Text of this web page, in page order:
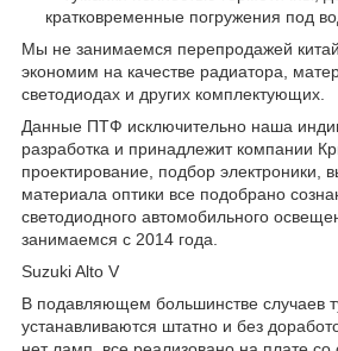
кратковременные погружения под
Мы не занимаемся перепродажей
экономим на качестве радиатора,
светодиодах и других комплектующих.
Данные ПТФ исключительно наша
разработка и принадлежит компании
проектирование, подбор электроники,
материала оптики все подобрано
светодиодного автомобильного
занимаемся с 2014 года.
Suzuki Alto V
В подавляющем большинстве случаев
устанавливаются штатно и без